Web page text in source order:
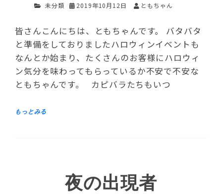
未分類 2019年10月12日 ともちゃん
皆さんこんにちは、ともちゃんです。 バタバタ
と準備をしておりましたハロウィンイベントも
なんとか始まり、たくさんのお客様にハロウィ
ン気分を味わってもらっているか不安で不安な
ともちゃんです。 カピバラたちもいつ
夜の出現者